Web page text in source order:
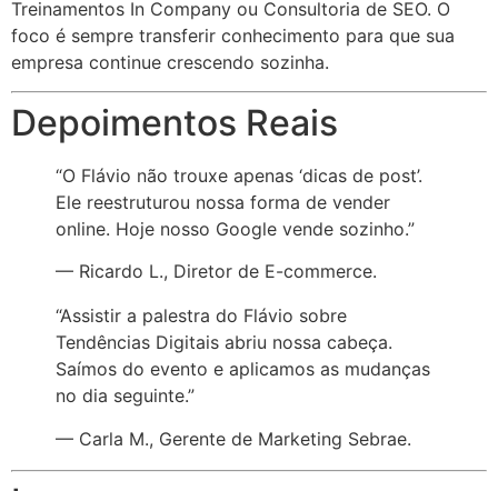
Treinamentos In Company ou Consultoria de SEO. O
foco é sempre transferir conhecimento para que sua
empresa continue crescendo sozinha.
Depoimentos Reais
“O Flávio não trouxe apenas ‘dicas de post’.
Ele reestruturou nossa forma de vender
online. Hoje nosso Google vende sozinho.”
— Ricardo L., Diretor de E-commerce.
“Assistir a palestra do Flávio sobre
Tendências Digitais abriu nossa cabeça.
Saímos do evento e aplicamos as mudanças
no dia seguinte.”
— Carla M., Gerente de Marketing Sebrae.